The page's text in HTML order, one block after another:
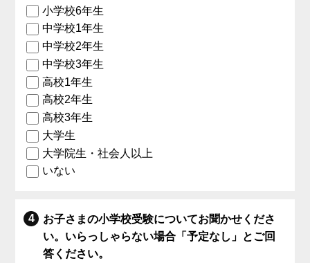
小学校6年生
中学校1年生
中学校2年生
中学校3年生
高校1年生
高校2年生
高校3年生
大学生
大学院生・社会人以上
いない
お子さまの小学校受験についてお聞かせくださ
い。いらっしゃらない場合「予定なし」とご回
答ください。